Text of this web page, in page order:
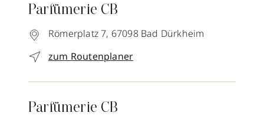
Parfümerie CB
Römerplatz 7, 67098 Bad Dürkheim
zum Routenplaner
Parfümerie CB